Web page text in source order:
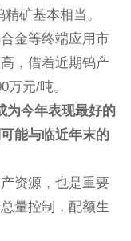
矿基本相当。
金等终端应用市
，借着近期钨产
元/吨。
为今年表现最好的
能与临近年末的
资源，也是重要
量控制，配额生